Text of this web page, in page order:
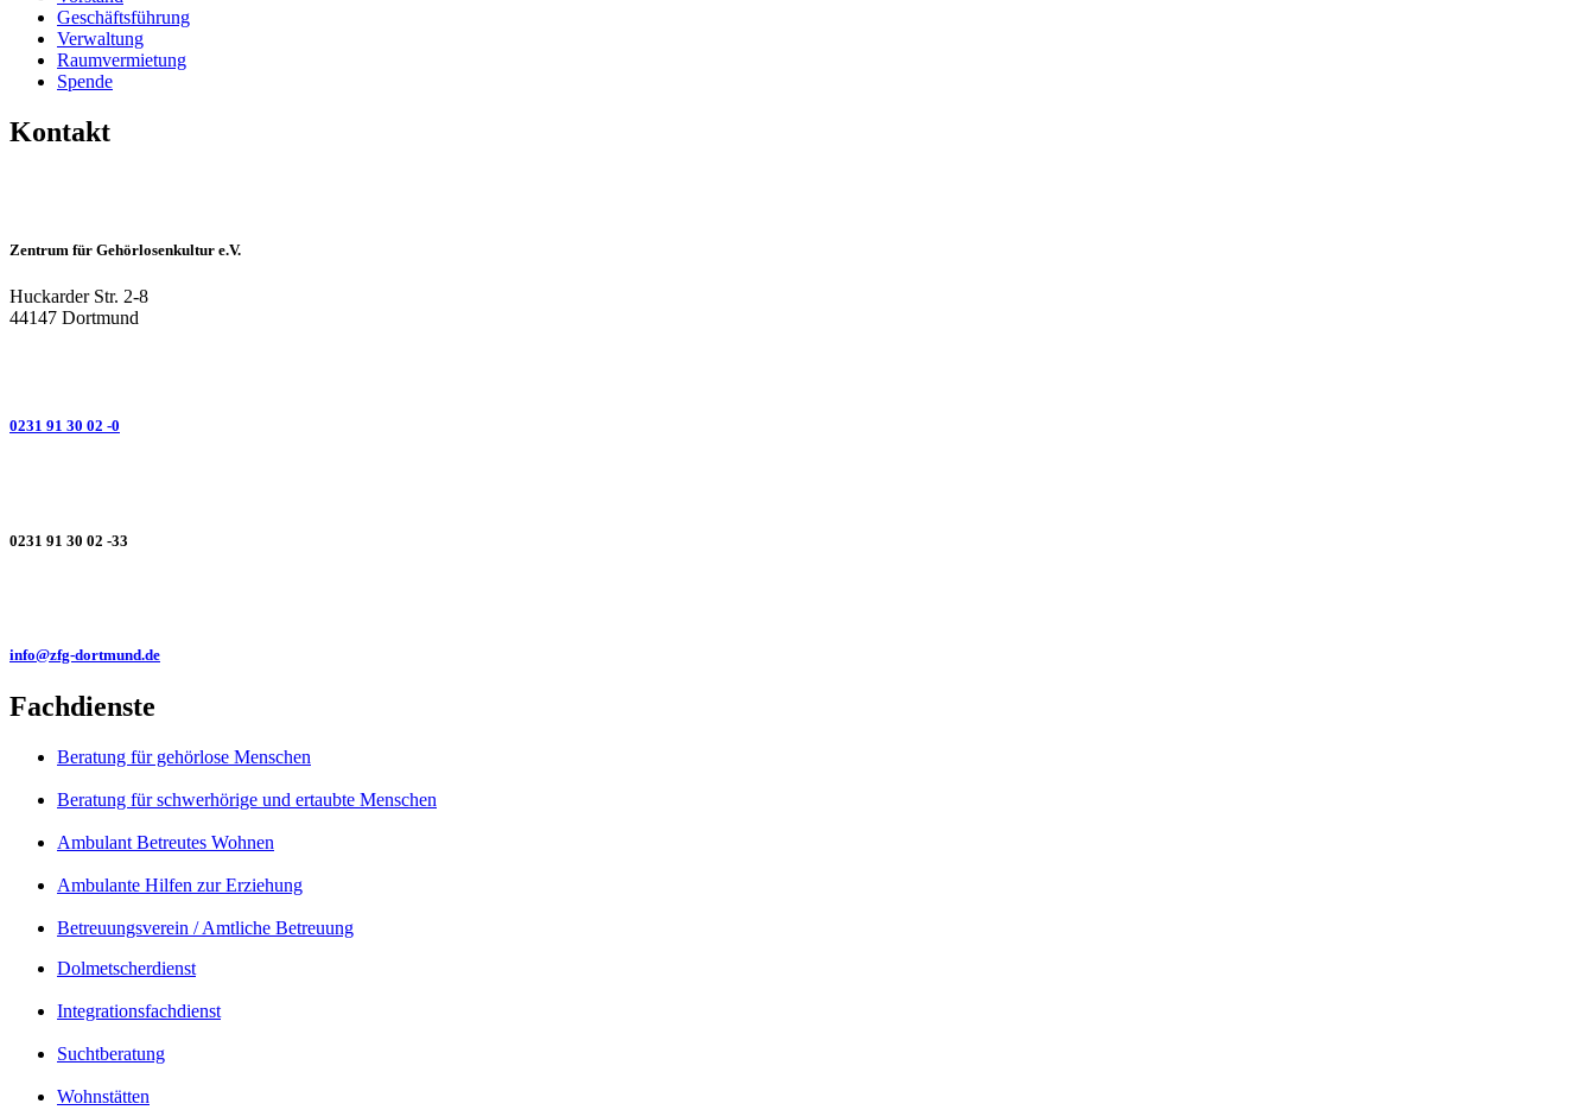
Geschäftsführung
Verwaltung
Raumvermietung
Spende
Kontakt
Zentrum für Gehörlosenkultur e.V.
Huckarder Str. 2-8
44147 Dortmund
0231 91 30 02 -0
0231 91 30 02 -33
info@zfg-dortmund.de
Fachdienste
Beratung für gehörlose Menschen
Beratung für schwerhörige und ertaubte Menschen
Ambulant Betreutes Wohnen
Ambulante Hilfen zur Erziehung
Betreuungsverein / Amtliche Betreuung
Dolmetscherdienst
Integrationsfachdienst
Suchtberatung
Wohnstätten